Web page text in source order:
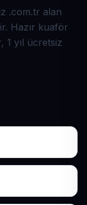
.com.tr alan
Hazır kuaför
1 yıl ücretsiz